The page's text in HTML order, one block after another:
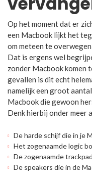
Op het moment dat er
een Macbook lijkt het
om meteen te
Dat is ergens wel
zonder Macbook komen
gevallen is dit echt
namelijk een groot
Macbook die gewoon
Denk hierbij onder meer
De harde schijf die in je
Het zogenaamde logic
De zogenaamde
De speakers die in de